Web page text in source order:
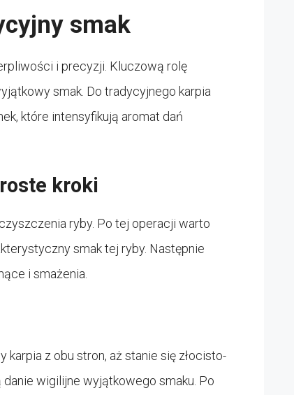
smak
i precyzji. Kluczową rolę
smak. Do tradycyjnego karpia
które intensyfikują aromat dań
kroki
ryby. Po tej operacji warto
smak tej ryby. Następnie
i smażenia.
karpia z obu stron, aż stanie się złocisto-
wigilijne wyjątkowego smaku. Po